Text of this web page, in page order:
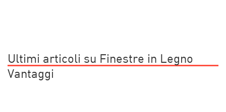
Ultimi articoli su Finestre in Legno
Vantaggi